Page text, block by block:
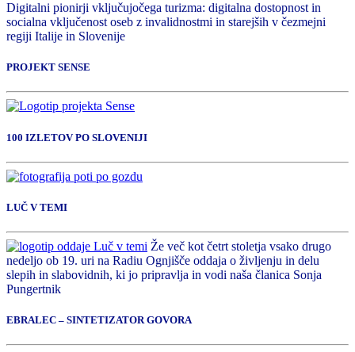
Digitalni pionirji vključujočega turizma: digitalna dostopnost in
socialna vključenost oseb z invalidnostmi in starejših v čezmejni
regiji Italije in Slovenije
PROJEKT SENSE
100 IZLETOV PO SLOVENIJI
LUČ V TEMI
Že več kot četrt stoletja vsako drugo
nedeljo ob 19. uri na Radiu Ognjišče oddaja o življenju in delu
slepih in slabovidnih, ki jo pripravlja in vodi naša članica Sonja
Pungertnik
EBRALEC – SINTETIZATOR GOVORA